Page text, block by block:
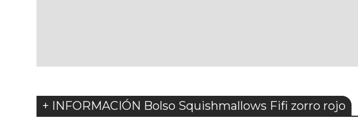
+ INFORMACIÓN Bolso Squishmallows Fifi zorro rojo